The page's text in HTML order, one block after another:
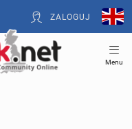
ZALOGUJ
Menu